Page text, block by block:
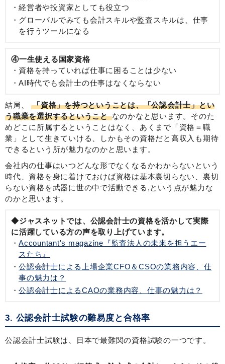
経営者や投資家としても役立つ
グローバルでみても会計スキルや監査スキルは、仕事
を行うツールになる
④一生使える国家資格
資格を持っていれば仕事に困ることは少ない
AI時代でも会計士の仕事はなくならない
結局、
「資格」を持つということは、「公認会計士」とい
う職業を選択するということなのかなと思います。そのた
めどこに所属するということはなく、あくまで「資格＝職
業」として生きていける、しかもその資格だと高収入も期待
できるという所が魅力なのかと思います。
会社内の仕事はいつどんな形でなくなるかわからないという
時代、資格を身に着けておけば資格は基本裏切らない、裏切
らない資格を武器に世の中で活動できる,という点が魅力な
のかと思います。
◆ジャスネットでは、公認会計士の資格を活かして実際
に活躍している方の声を取り上げています。
Accountant's magazine『監査法人の未来を担うエー
スたち』
公認会計士による上場企業CFO＆CSOの業務内容、仕
事の魅力は？
公認会計士によるCAOの業務内容、仕事の魅力は？
3. 公認会計士試験の難易度と合格率
公認会計士試験は、日本で最難関の資格試験の一つです。